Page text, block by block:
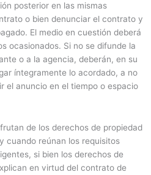
posterior en las mismas
o bien denunciar el contrato y
El medio en cuestión deberá
ocasionados. Si no se difunde la
o a la agencia, deberán, en su
íntegramente lo acordado, a no
el anuncio en el tiempo o espacio
de los derechos de propiedad
cuando reúnan los requisitos
si bien los derechos de
en virtud del contrato de